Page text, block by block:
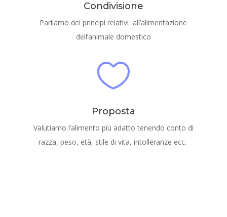
Condivisione
Parliamo dei principi relativi all’alimentazione
dell’animale domestico

Proposta
Valutiamo l’alimento più adatto tenendo conto di
razza, peso, età, stile di vita, intolleranze ecc.